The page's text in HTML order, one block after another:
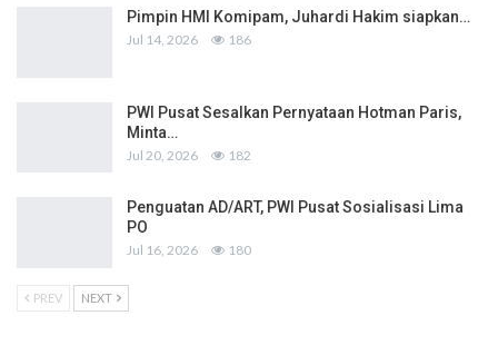
Pimpin HMI Komipam, Juhardi Hakim siapkan…
Jul 14, 2026 186
PWI Pusat Sesalkan Pernyataan Hotman Paris,
Minta…
Jul 20, 2026 182
Penguatan AD/ART, PWI Pusat Sosialisasi Lima
PO
Jul 16, 2026 180
PREV NEXT